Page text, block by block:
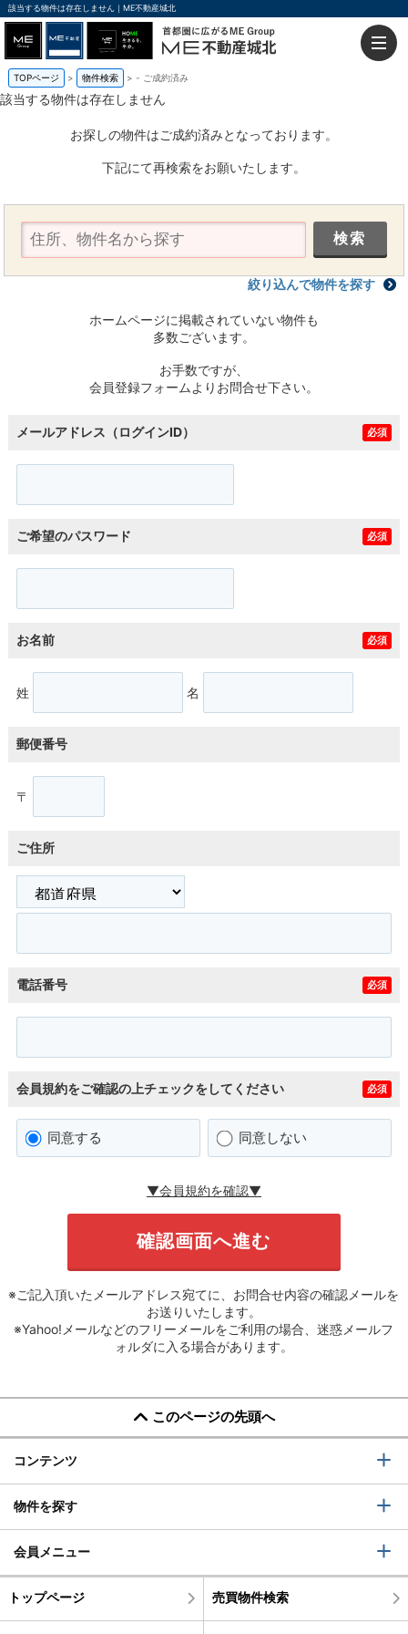
該当する物件は存在しません｜ME不動産城北
TOPページ 物件検索 - ご成約済み
該当する物件は存在しません
お探しの物件はご成約済みとなっております。
下記にて再検索をお願いたします。
絞り込んで物件を探す
ホームページに掲載されていない物件も
多数ございます。
お手数ですが、
会員登録フォームよりお問合せ下さい。
メールアドレス（ログインID） 必須
ご希望のパスワード 必須
お名前 必須
姓 名
郵便番号
〒
ご住所
電話番号 必須
会員規約をご確認の上チェックをしてください 必須
同意する 同意しない
▼会員規約を確認▼
※ご記入頂いたメールアドレス宛てに、お問合せ内容の確認メールを
お送りいたします。
※Yahoo!メールなどのフリーメールをご利用の場合、迷惑メールフ
ォルダに入る場合があります。
このページの先頭へ
コンテンツ
物件を探す
会員メニュー
トップページ 売買物件検索